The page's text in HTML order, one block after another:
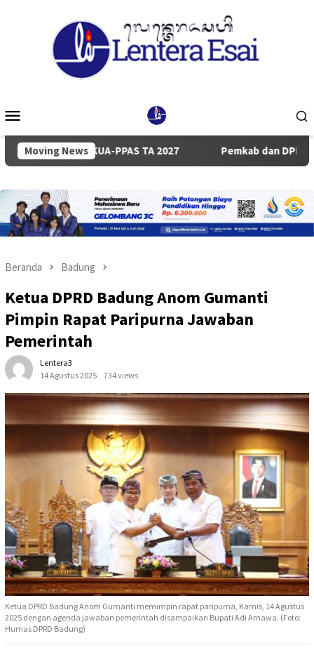
Mobile
Moving News
KUA-PPAS TA 2027 Pemkab dan DPRD Badung
Beranda Badung
Ketua DPRD Badung Anom Gumanti
Pimpin Rapat Paripurna Jawaban
Pemerintah
Lentera3
14 Agustus 2025
734 views
Ketua DPRD Badung Anom Gumanti memimpin rapat paripurna, Kamis, 14 Agustus
2025 dengan agenda jawaban pemerintah disampaikan Bupati Adi Arnawa. (Foto:
Humas DPRD Badung)